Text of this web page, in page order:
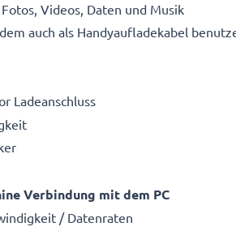
Videos, Daten und Musik
auch als Handyaufladekabel
Ladeanschluss
Verbindung mit dem PC
/ Datenraten